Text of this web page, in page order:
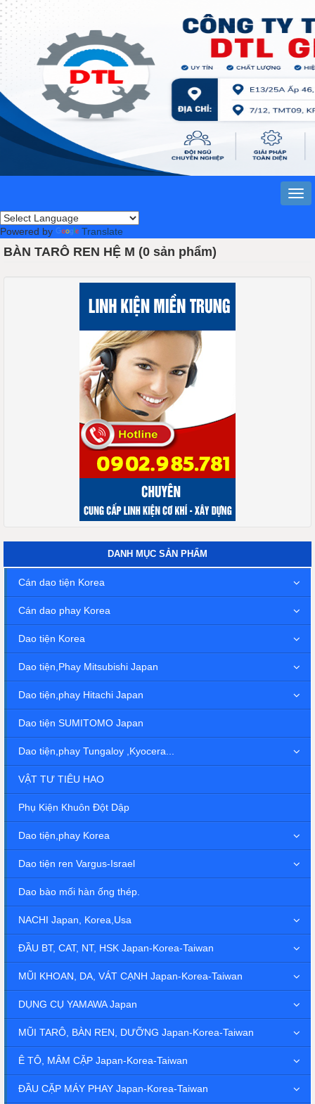
Powered by Translate
BÀN TARÔ REN HỆ M (0 sản phẩm)
DANH MỤC SẢN PHẨM
Cán dao tiện Korea
Cán dao phay Korea
Dao tiện Korea
Dao tiện,Phay Mitsubishi Japan
Dao tiện,phay Hitachi Japan
Dao tiện SUMITOMO Japan
Dao tiện,phay Tungaloy ,Kyocera...
VẬT TƯ TIÊU HAO
Phụ Kiện Khuôn Đột Dập
Dao tiện,phay Korea
Dao tiện ren Vargus-Israel
Dao bào mối hàn ống thép.
NACHI Japan, Korea,Usa
ĐẦU BT, CAT, NT, HSK Japan-Korea-Taiwan
MŨI KHOAN, DA, VÁT CẠNH Japan-Korea-Taiwan
DỤNG CỤ YAMAWA Japan
MŨI TARÔ, BÀN REN, DƯỠNG Japan-Korea-Taiwan
Ê TÔ, MÂM CẶP Japan-Korea-Taiwan
ĐẦU CẶP MÁY PHAY Japan-Korea-Taiwan